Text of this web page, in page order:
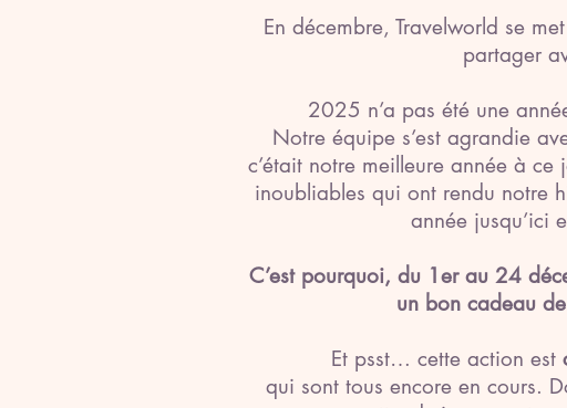
En décembre, Travelworld se
partager
2025 n’a pas été une
Notre équipe s’est agrandie
c’était notre meilleure année à ce
inoubliables qui ont rendu notre
année jusqu’ici
C’est pourquoi, du 1er au 24
un bon cadeau
Et psst… cette action est
qui sont tous encore en cours.